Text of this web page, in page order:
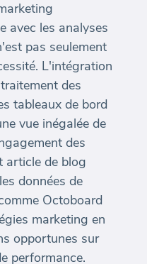
avec les analyses
pas seulement
L'intégration
des
tableaux de bord
vue inégalée de
des
article de blog
données de
Octoboard
marketing en
opportunes sur
performance.